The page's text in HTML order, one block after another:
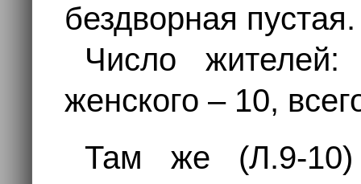
бездворная пустая.
Число
женского – 10,
Там же (Л.9-10)